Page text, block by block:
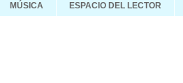
MÚSICA ESPACIO DEL LECTOR